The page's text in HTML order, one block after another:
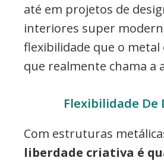
até em projetos de
interiores super
flexibilidade que o metal
que realmente chama a
Flexibilidade De
Com estruturas
liberdade criativa é